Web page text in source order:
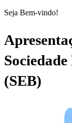
Seja Bem-vindo!
(SEB)